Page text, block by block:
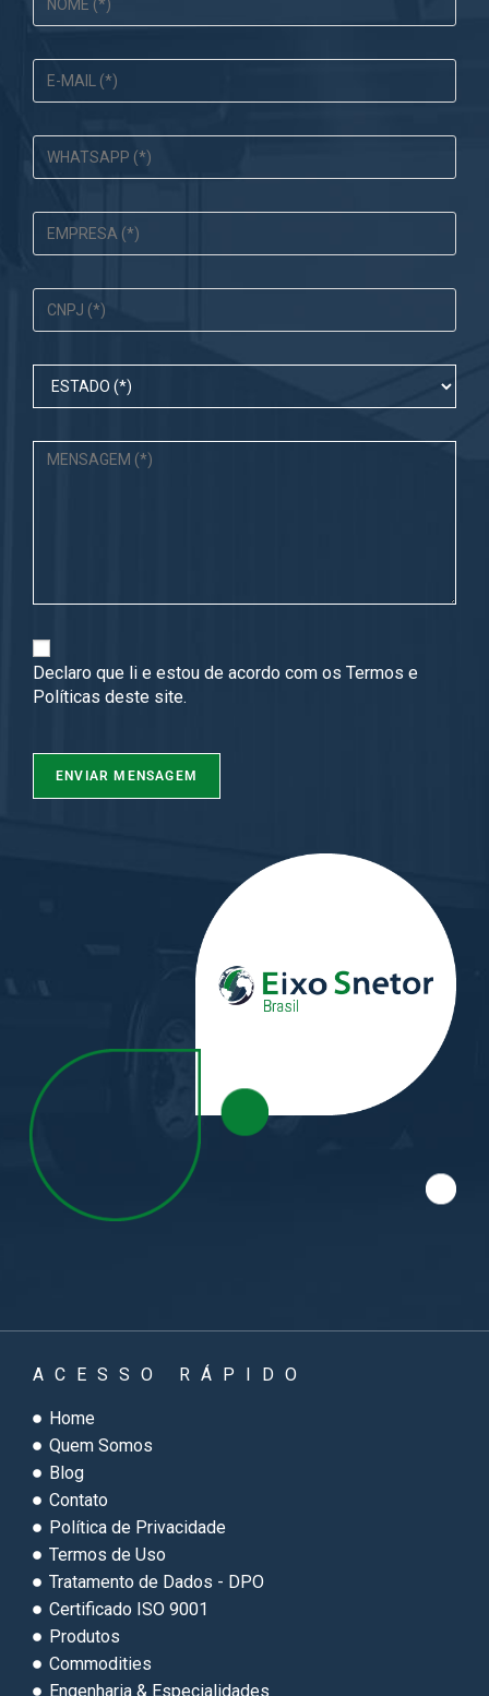
Declaro que li e estou de acordo com os Termos e
Políticas deste site.
ACESSO RÁPIDO
Home
Quem Somos
Blog
Contato
Política de Privacidade
Termos de Uso
Tratamento de Dados - DPO
Certificado ISO 9001
Produtos
Commodities
Engenharia & Especialidades